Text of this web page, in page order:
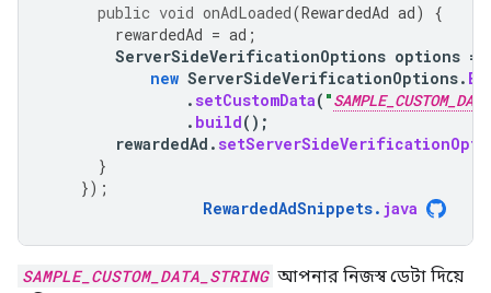
public void onAdLoaded(RewardedAd ad)
{
rewardedAd = ad ;
ServerSideVerificationOptions options =
new ServerSideVerificationOptions.
. setCustomData( "
. build();
rewardedAd .
}
});
RewardedAdSnippets. java
SAMPLE_CUSTOM_DATA_STRING আপনার নিজস্ব ডেটা দিয়ে